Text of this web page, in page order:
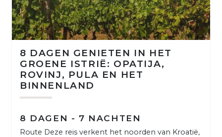
8 DAGEN GENIETEN IN HET
GROENE ISTRIË: OPATIJA,
ROVINJ, PULA EN HET
BINNENLAND
8 DAGEN - 7 NACHTEN
Route Deze reis verkent het noorden van Kroatië,